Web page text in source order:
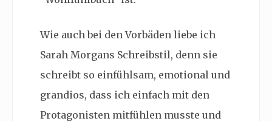
Wie auch bei den Vorbäden liebe ich
Sarah Morgans Schreibstil, denn sie
schreibt so einfühlsam, emotional und
grandios, dass ich einfach mit den
Protagonisten mitfühlen musste und